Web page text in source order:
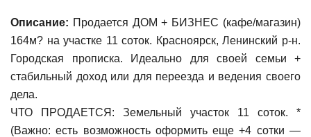
Описание: Продается ДОМ + БИЗНЕС (кафе/магазин)
164м? на участке 11 соток. Красноярск, Ленинский р-н.
Городская прописка. Идеально для своей семьи +
стабильный доход или для переезда и ведения своего
дела.
ЧТО ПРОДАЕТСЯ: Земельный участок 11 соток. *
(Важно: есть возможность оформить еще +4 сотки —